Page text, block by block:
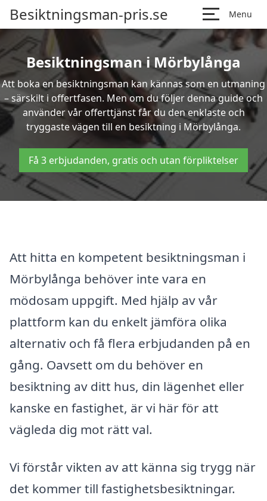
Besiktningsman-pris.se Menu
Besiktningsman i Mörbylånga
Att boka en besiktningsman kan kännas som en utmaning
– särskilt i offertfasen. Men om du följer denna guide och
använder vår offerttjänst får du den enklaste och
tryggaste vägen till en besiktning i Mörbylånga.
Få 3 erbjudanden, gratis och utan förpliktelser
Att hitta en kompetent besiktningsman i
Mörbylånga behöver inte vara en
mödosam uppgift. Med hjälp av vår
plattform kan du enkelt jämföra olika
alternativ och få flera erbjudanden på en
gång. Oavsett om du behöver en
besiktning av ditt hus, din lägenhet eller
kanske en fastighet, är vi här för att
vägleda dig mot rätt val.
Vi förstår vikten av att känna sig trygg när
det kommer till fastighetsbesiktningar.